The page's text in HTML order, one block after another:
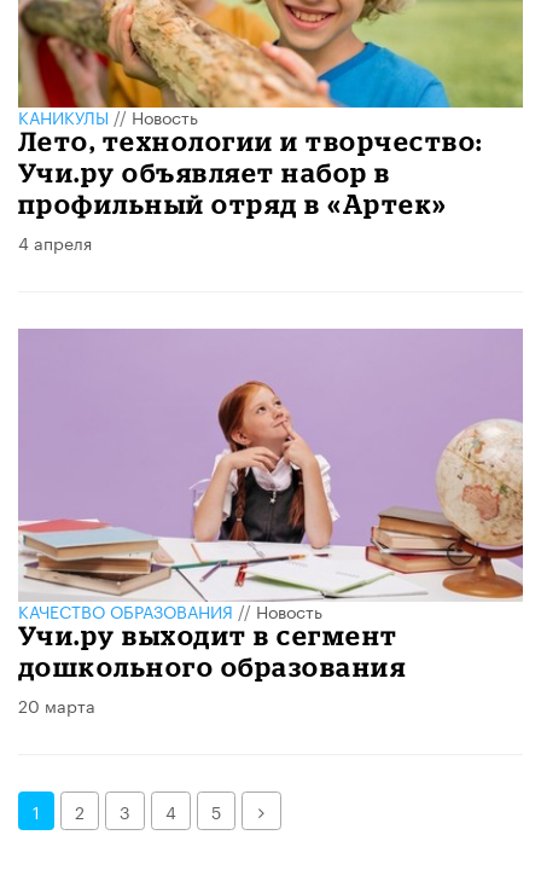
КАНИКУЛЫ//Новость
Лето, технологии и творчество:
Учи.ру объявляет набор в
профильный отряд в «Артек»
4 апреля
КАЧЕСТВО ОБРАЗОВАНИЯ//Новость
Учи.ру выходит в сегмент
дошкольного образования
20 марта
1 2 3 4 5 Далее